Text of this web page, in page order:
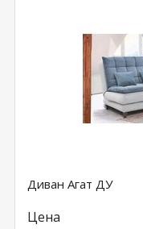
Диван Агат ДУ
Цена